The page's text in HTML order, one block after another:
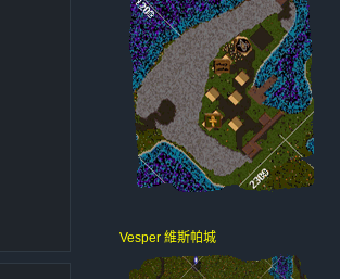
Vesper 維斯帕城